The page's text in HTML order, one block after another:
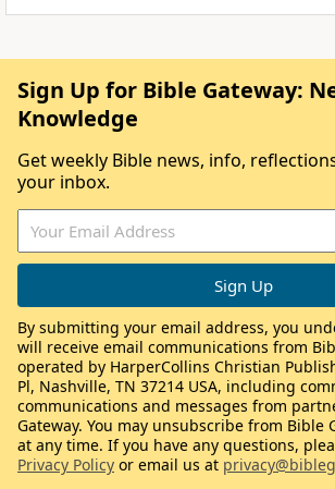
Sign Up for Bible Gateway:
Knowledge
Get weekly Bible news, info,
your inbox.
By submitting your email address, you
will receive email communications from
operated by HarperCollins Christian
Pl, Nashville, TN 37214 USA, including
communications and messages from
Gateway. You may unsubscribe from Bible
at any time. If you have any questions,
Privacy Policy or email us at